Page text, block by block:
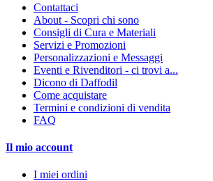
Contattaci
About - Scopri chi sono
Consigli di Cura e Materiali
Servizi e Promozioni
Personalizzazioni e Messaggi
Eventi e Rivenditori - ci trovi a...
Dicono di Daffodil
Come acquistare
Termini e condizioni di vendita
FAQ
Il mio account
I miei ordini